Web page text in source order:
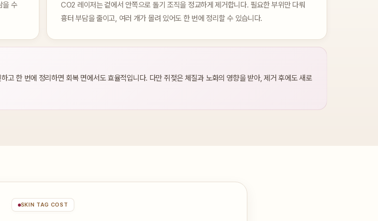
을 수
CO2 레이저는 겉에서 안쪽으로 돌기 조직을 정교하게 제거합니다. 필요한 부위만 다뤄
흉터 부담을 줄이고, 여러 개가 몰려 있어도 한 번에 정리할 수 있습니다.
고 한 번에 정리하면 회복 면에서도 효율적입니다. 다만 쥐젖은 체질과 노화의 영향을 받아, 제거 후에도 새로
SKIN TAG COST